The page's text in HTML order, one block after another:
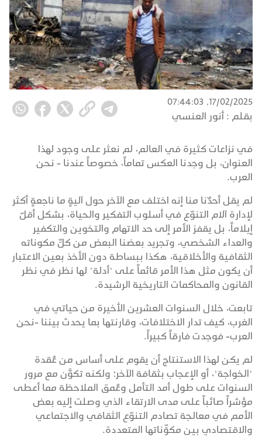
17/02/2025, 07:44:03
بقلم : أنور العنسي
في نزاعات كثيرة في العالم، لم نعثر على وجود لهذا
العنوان، بل وجدنا العكس تماماً، خصوصاً عندنا - نحن
العرب.
لم يقل أحدٌنا منا إنه اختلف مع الآخر حول آليةٍ ما ناجعةٍ أكثر
لإدارة آلام التنوّع في أسلوب التفكير والحياة، بشكل أقلّ
إيلاماً، بل يقفز الأمر إلى حد الاتهام والتخوين والتكفير
والعداء الشخصي، وتجريد بعضنا البعض من كلِّ مكوناته
الثقافية والأخلاقية، هكذا ببساطة دون الأخذ بعين الاعتبار
أن يكون مثل هذا الأمر قائماً على "أدلة" لها نظر في نظر
القانون والمحاكمات التاريخية الرشيدة.
تابعت، خلال السنوات العشرين الأخيرة من حياتي في
الغرب، كيف تدار الاختلافات، وقارنتها بما يحدث بيننا -نحن
العرب- فوجدت فارقاً كبيراً.
لم يكن لهذا الاستنتاج أن يقوم على أساس من عُقدة
"الخواجة"، أو الإعجاب بثقافة الآخر؛ ولكنه تكوَّن مع مرور
السنوات على طول أمد التأمل وعُمق الملاحظة مما أعطى
مؤشراً صائباً على مدى الارتقاء الذي وصلت إليه بعض
الأمم في معالجة تصادم التنوّع الثقافي والاجتماعي
والاقتصادي بين مكوِّناتها المتعددة.